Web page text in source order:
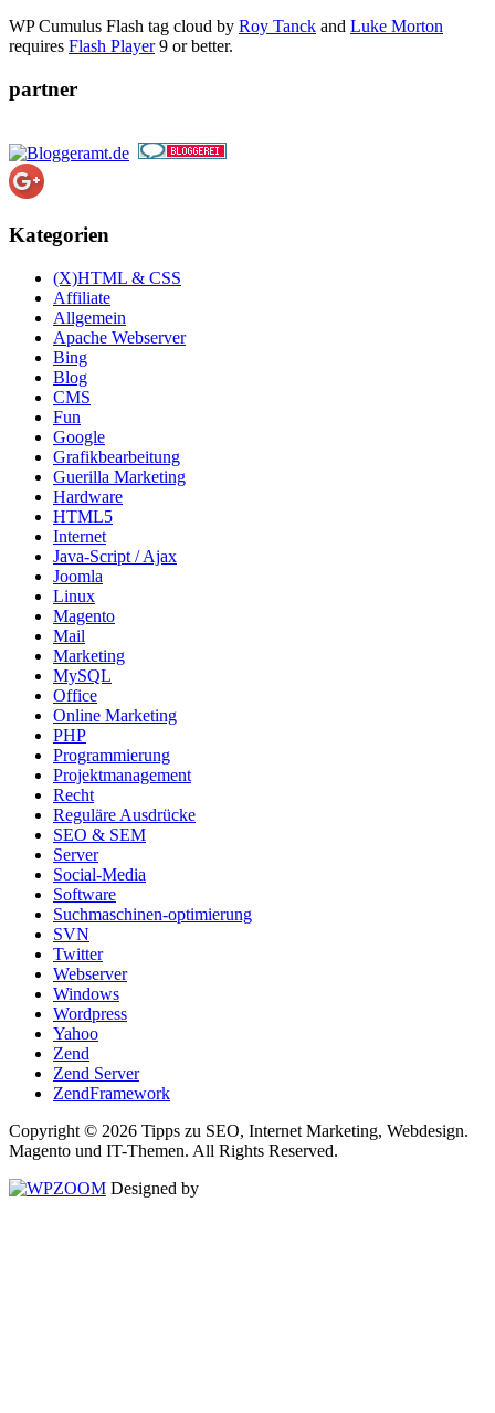
WP Cumulus Flash tag cloud by Roy Tanck and Luke Morton
requires Flash Player9 or better.
partner
Kategorien
(X)HTML & CSS
Affiliate
Allgemein
Apache Webserver
Bing
Blog
CMS
Fun
Google
Grafikbearbeitung
Guerilla Marketing
Hardware
HTML5
Internet
Java-Script / Ajax
Joomla
Linux
Magento
Mail
Marketing
MySQL
Office
Online Marketing
PHP
Programmierung
Projektmanagement
Recht
Reguläre Ausdrücke
SEO & SEM
Server
Social-Media
Software
Suchmaschinen-optimierung
SVN
Twitter
Webserver
Windows
Wordpress
Yahoo
Zend
Zend Server
ZendFramework
Copyright © 2026 Tipps zu SEO, Internet Marketing, Webdesign.
Magento und IT-Themen. All Rights Reserved.
Designed by